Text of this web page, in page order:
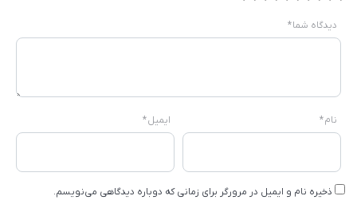
دیدگاه شما*
نام* ایمیل*
ذخیره نام و ایمیل در مرورگر برای زمانی که دوباره دیدگاهی می‌نویسم.